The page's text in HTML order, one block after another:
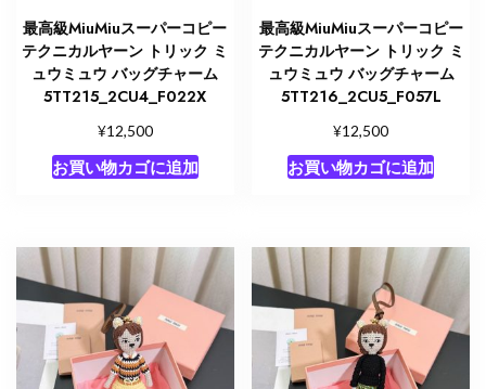
最高級MiuMiuスーパーコピー
テクニカルヤーン トリック ミ
ュウミュウ バッグチャーム
5TT215_2CU4_F022X
¥12,500
お買い物カゴに追加
最高級MiuMiuスーパーコピー
テクニカルヤーン トリック ミ
ュウミュウ バッグチャーム
5TT216_2CU5_F057L
¥12,500
お買い物カゴに追加